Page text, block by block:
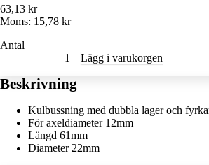
63,13 kr
Moms: 15,78 kr
Antal
Lägg i varukorgen
Beskrivning
Kulbussning med dubbla lager och
För axeldiameter 12mm
Längd 61mm
Diameter 22mm